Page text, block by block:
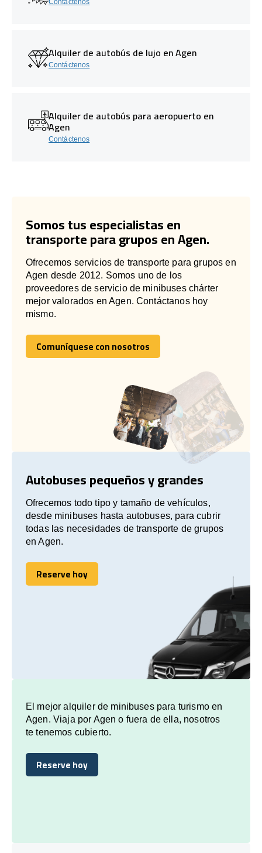
Alquiler de autobús de lujo en Agen
Contáctenos
Alquiler de autobús para aeropuerto en
Agen
Contáctenos
Somos tus especialistas en
transporte para grupos en Agen.
Ofrecemos servicios de transporte para grupos en
Agen desde 2012. Somos uno de los
proveedores de servicio de minibuses chárter
mejor valorados en Agen. Contáctanos hoy
mismo.
Comuníquese con nosotros
Comuníquese con nosotros
Autobuses pequeños y grandes
Ofrecemos todo tipo y tamaño de vehículos,
desde minibuses hasta autobuses, para cubrir
todas las necesidades de transporte de grupos
en Agen.
Reserve hoy
Reserve hoy
El mejor alquiler de minibuses para turismo en
Agen. Viaja por Agen o fuera de ella, nosotros
te tenemos cubierto.
Reserve hoy
Reserve hoy